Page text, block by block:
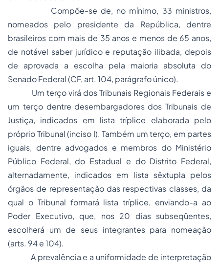
Compõe-se de, no mínimo, 33 ministros,
nomeados pelo presidente da República, dentre
brasileiros com mais de 35 anos e menos de 65 anos,
de notável saber jurídico e reputação ilibada, depois
de aprovada a escolha pela maioria absoluta do
Senado Federal (CF, art. 104, parágrafo único).
Um terço virá dos Tribunais Regionais Federais e
um terço dentre desembargadores dos Tribunais de
Justiça, indicados em lista tríplice elaborada pelo
próprio Tribunal (inciso I). Também um terço, em partes
iguais, dentre advogados e membros do Ministério
Público Federal, do Estadual e do Distrito Federal,
alternadamente, indicados em lista sêxtupla pelos
órgãos de representação das respectivas classes, da
qual o Tribunal formará lista tríplice, enviando-a ao
Poder Executivo, que, nos 20 dias subseqüentes,
escolherá um de seus integrantes para nomeação
(arts. 94 e 104).
A prevalência e a uniformidade de interpretação